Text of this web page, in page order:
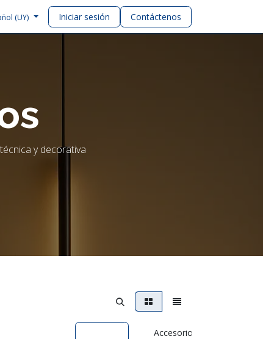
(UY) Iniciar sesión Contáctenos
y decorativa
Accesorios